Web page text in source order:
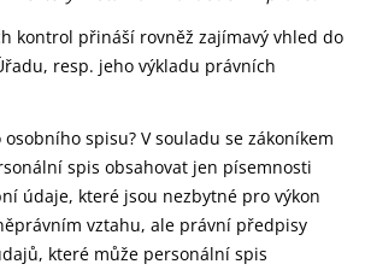
kontrol přináší rovněž zajímavý vhled do
resp. jeho výkladu právních
osobního spisu? V souladu se zákoníkem
spis obsahovat jen písemnosti
údaje, které jsou nezbytné pro výkon
vztahu, ale právní předpisy
které může personální spis